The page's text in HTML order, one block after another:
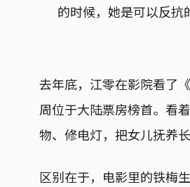
的时候，她是可以反
去年底，江零在影院看了
周位于大陆票房榜首。看
物、修电灯，把女儿抚养长
区别在于，电影里的铁梅